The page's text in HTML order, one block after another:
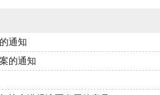
通知
的通知